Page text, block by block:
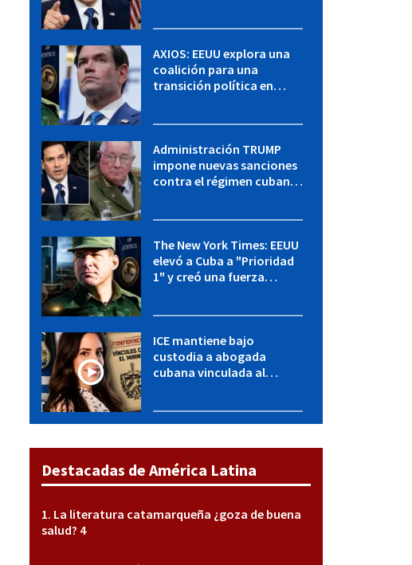
AXIOS: EEUU explora una
coalición para una
transición política en
Administración TRUMP
impone nuevas sanciones
contra el régimen cubano:
The New York Times: EEUU
elevó a Cuba a "Prioridad
1" y creó una fuerza
ICE mantiene bajo
custodia a abogada
cubana vinculada al
Destacadas de América Latina
La literatura catamarqueña ¿goza de buena
salud? 4